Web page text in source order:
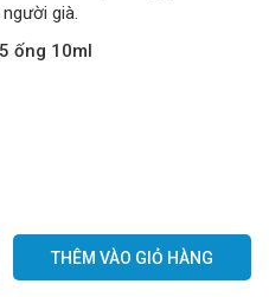
già.
ống 10ml
THÊM VÀO GIỎ HÀNG